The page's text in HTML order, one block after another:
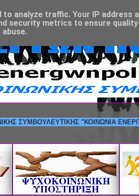
"ΚΟΙΝΩΝΙΑ ΕΝΕΡΓΩΝ
ΨΥΧΟΚΟΙΝΩΝΙΚΗ
ΥΠΟΣΤΗΡΙΞΗ
analyze traffic. Your IP address
security metrics to ensure